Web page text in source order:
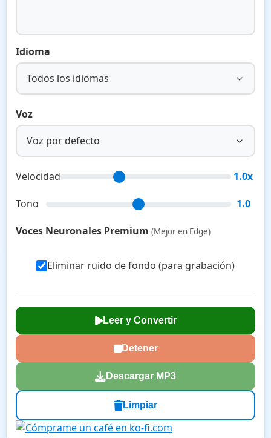
Idioma
Todos los idiomas
Voz
Voz por defecto
Velocidad 1.0x
Tono 1.0
Voces Neuronales Premium (Mejor en Edge)
Eliminar ruido de fondo (para grabación)
Leer y Convertir
Detener
Descargar MP3
Limpiar